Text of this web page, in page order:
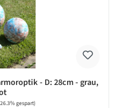
- D: 28cm - grau,
Preis: gespart)